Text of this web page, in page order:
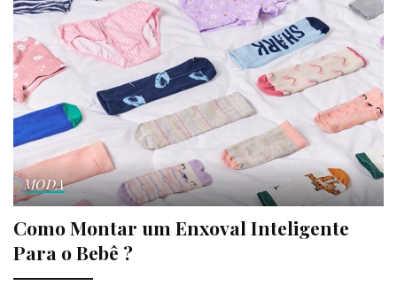
MODA
Como Montar um Enxoval Inteligente
Para o Bebê ?